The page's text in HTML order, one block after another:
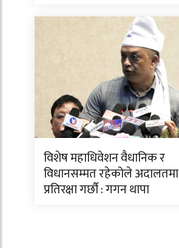
विशेष महाधिवेशन वैधानिक र
विधानसम्मत रहेकोले अदालतमा
प्रतिरक्षा गर्छौ : गगन थापा